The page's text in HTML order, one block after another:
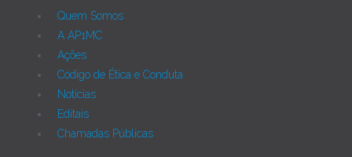
Quem Somos
A AP1MC
Ações
Código de Ética e Conduta
Notícias
Editais
Chamadas Públicas